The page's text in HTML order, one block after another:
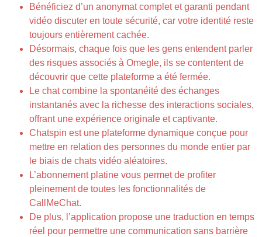
Bénéficiez d’un anonymat complet et garanti pendant
vidéo discuter en toute sécurité, car votre identité reste
toujours entièrement cachée.
Désormais, chaque fois que les gens entendent parler
des risques associés à Omegle, ils se contentent de
découvrir que cette plateforme a été fermée.
Le chat combine la spontanéité des échanges
instantanés avec la richesse des interactions sociales,
offrant une expérience originale et captivante.
Chatspin est une plateforme dynamique conçue pour
mettre en relation des personnes du monde entier par
le biais de chats vidéo aléatoires.
L’abonnement platine vous permet de profiter
pleinement de toutes les fonctionnalités de
CallMeChat.
De plus, l’application propose une traduction en temps
réel pour permettre une communication sans barrière